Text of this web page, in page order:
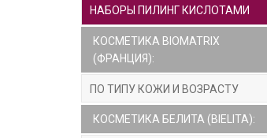
НАБОРЫ ПИЛИНГ КИСЛОТАМИ
КОСМЕТИКА BIOMATRIX
(ФРАНЦИЯ):
ПО ТИПУ КОЖИ И ВОЗРАСТУ
КОСМЕТИКА БЕЛИТА (BIELITA):